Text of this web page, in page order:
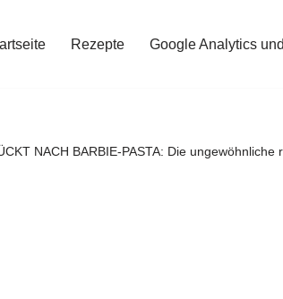
Rezepte Google Analytics
NACH BARBIE-PASTA: Die